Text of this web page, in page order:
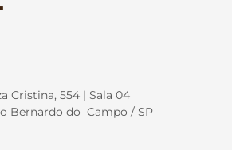
Cristina, 554 | Sala 04
Bernardo do Campo / SP